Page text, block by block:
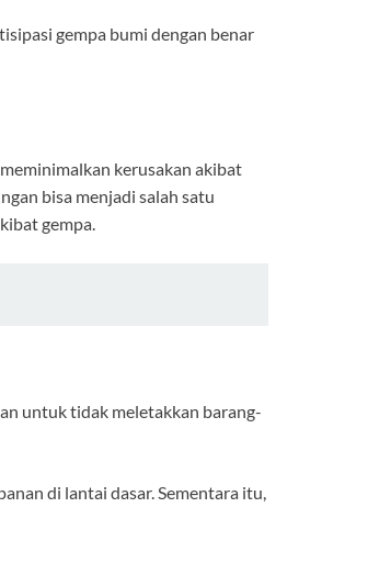
gempa bumi dengan benar
kerusakan akibat
bisa menjadi salah satu
gempa.
untuk tidak meletakkan barang-
di lantai dasar. Sementara itu,